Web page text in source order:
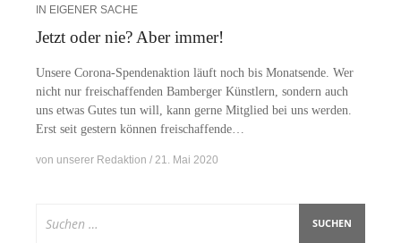
IN EIGENER SACHE
Jetzt oder nie? Aber immer!
Un­se­re Co­ro­­na-Spen­­den­ak­­ti­on läuft noch bis Mo­nats­en­de. Wer
nicht nur frei­schaf­fen­den Bam­ber­ger Künst­lern, son­dern auch
uns et­was Gu­tes tun will, kann ger­ne Mit­glied bei uns wer­den.
Erst seit ges­tern kön­nen freischaffende…
von unserer Redaktion 21. Mai 2020
nach: